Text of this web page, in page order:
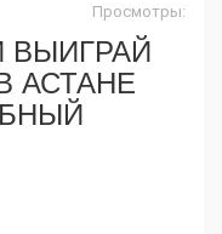
Просмотры:
ВЫИГРАЙ
АСТАНЕ